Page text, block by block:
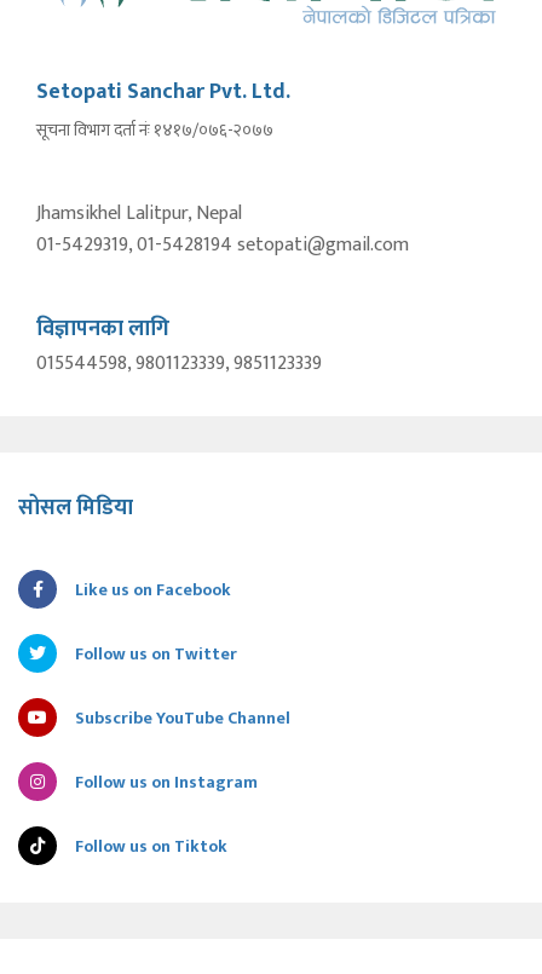
Setopati Sanchar Pvt. Ltd.
सूचना विभाग दर्ता नंः १४१७/०७६-२०७७
Jhamsikhel Lalitpur, Nepal
01-5429319, 01-5428194 setopati@gmail.com
विज्ञापनका लागि
015544598, 9801123339, 9851123339
सोसल मिडिया
Like us on Facebook
Follow us on Twitter
Subscribe YouTube Channel
Follow us on Instagram
Follow us on Tiktok